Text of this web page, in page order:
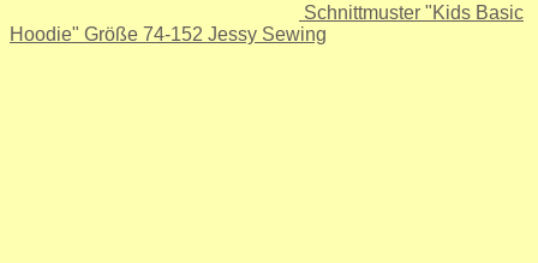
Schnittmuster "Kids Basic
Hoodie" Größe 74-152 Jessy Sewing